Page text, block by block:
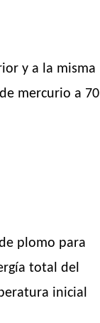
y a la misma
mercurio a 70
plomo para
total del
inicial